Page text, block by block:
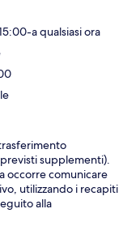
a qualsiasi ora
supplementi).
occorre comunicare
utilizzando i recapiti
alla